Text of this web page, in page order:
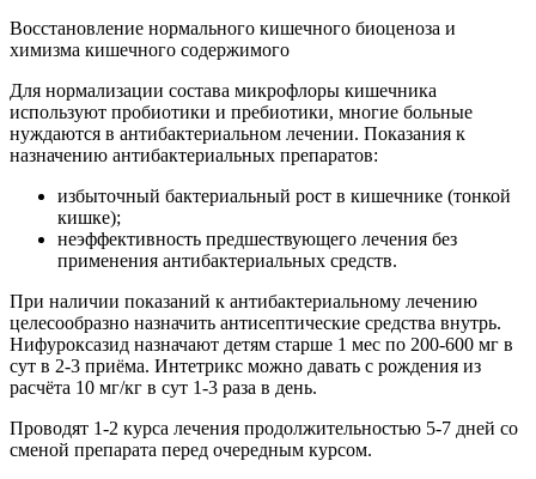
Восстановление нормального кишечного биоценоза и
химизма кишечного содержимого
Для нормализации состава микрофлоры кишечника
используют пробиотики и пребиотики, многие больные
нуждаются в антибактериальном лечении. Показания к
назначению антибактериальных препаратов:
избыточный бактериальный рост в кишечнике (тонкой
кишке);
неэффективность предшествующего лечения без
применения антибактериальных средств.
При наличии показаний к антибактериальному лечению
целесообразно назначить антисептические средства внутрь.
Нифуроксазид назначают детям старше 1 мес по 200-600 мг в
сут в 2-3 приёма. Интетрикс можно давать с рождения из
расчёта 10 мг/кг в сут 1-3 раза в день.
Проводят 1-2 курса лечения продолжительностью 5-7 дней со
сменой препарата перед очередным курсом.